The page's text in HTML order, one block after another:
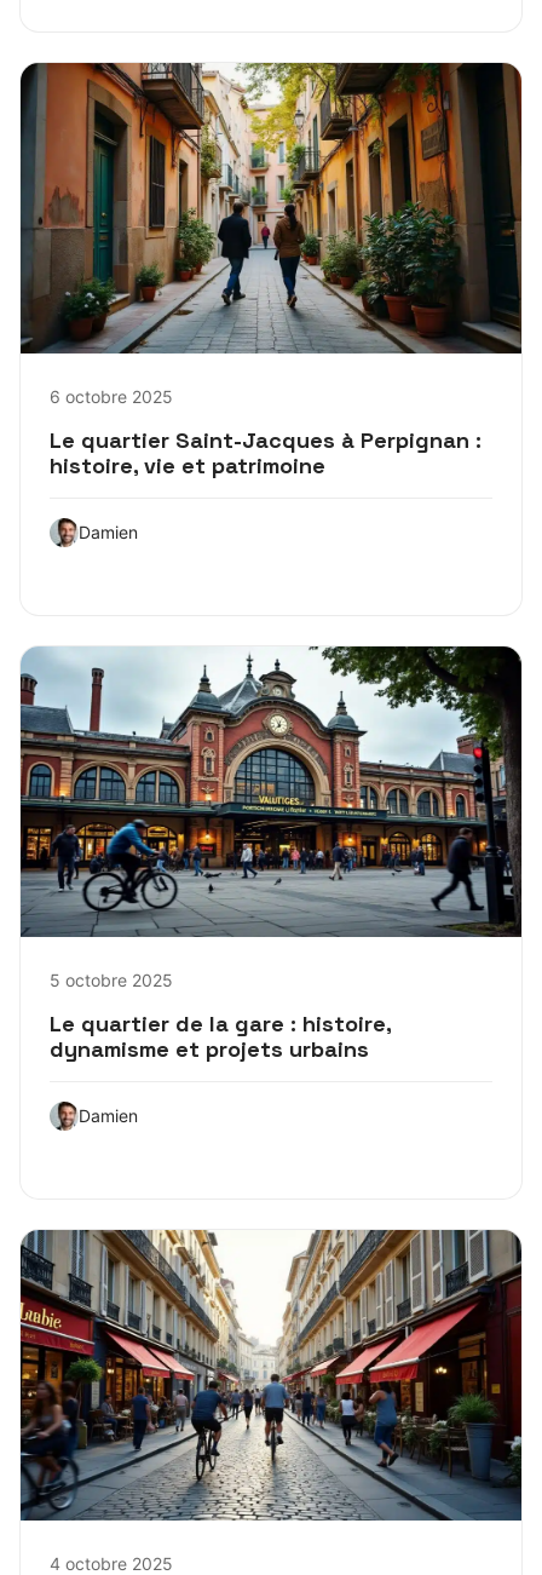
6 octobre 2025
Le quartier Saint-Jacques à Perpignan :
histoire, vie et patrimoine
Damien
5 octobre 2025
Le quartier de la gare : histoire,
dynamisme et projets urbains
Damien
4 octobre 2025